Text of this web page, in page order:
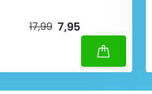
17,99 7,95